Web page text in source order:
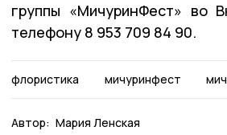
группы «МичуринФест» во
телефону 8 953 709 84 90.
флористика мичуринфест
Автор: Мария Ленская